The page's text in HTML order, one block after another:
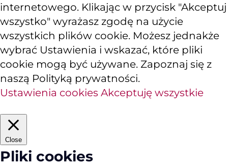
internetowego. Klikając w przycisk "Akceptuj
wszystko" wyrażasz zgodę na użycie
wszystkich plików cookie. Możesz jednakże
wybrać Ustawienia i wskazać, które pliki
cookie mogą być używane. Zapoznaj się z
naszą Polityką prywatności.
Ustawienia cookies Akceptuję wszystkie
Close
Pliki cookies